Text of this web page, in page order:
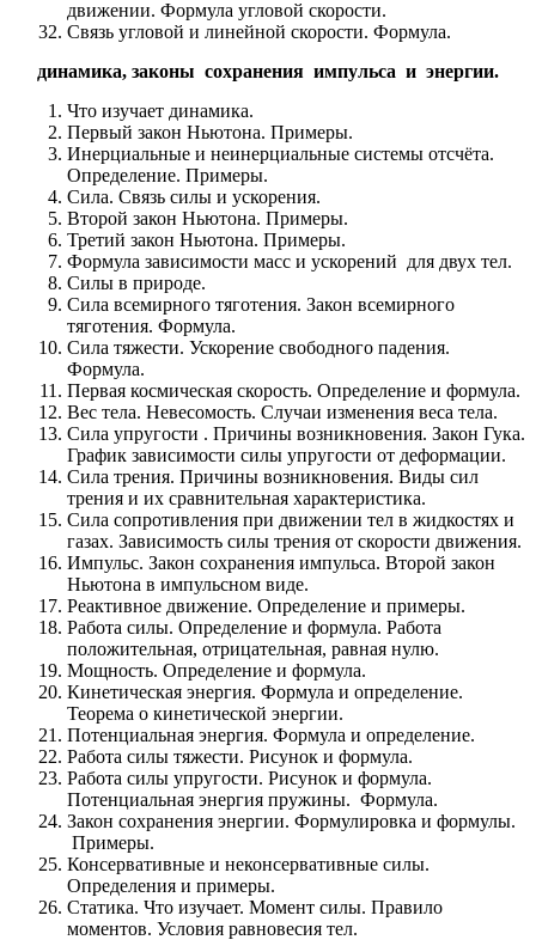
движении. Формула угловой скорости.
Связь угловой и линейной скорости. Формула.
динамика, законы сохранения импульса и энергии.
Что изучает динамика.
Первый закон Ньютона. Примеры.
Инерциальные и неинерциальные системы отсчёта.
Определение. Примеры.
Сила. Связь силы и ускорения.
Второй закон Ньютона. Примеры.
Третий закон Ньютона. Примеры.
Формула зависимости масс и ускорений для двух тел.
Силы в природе.
Сила всемирного тяготения. Закон всемирного
тяготения. Формула.
Сила тяжести. Ускорение свободного падения.
Формула.
Первая космическая скорость. Определение и формула.
Вес тела. Невесомость. Случаи изменения веса тела.
Сила упругости . Причины возникновения. Закон Гука.
График зависимости силы упругости от деформации.
Сила трения. Причины возникновения. Виды сил
трения и их сравнительная характеристика.
Сила сопротивления при движении тел в жидкостях и
газах. Зависимость силы трения от скорости движения.
Импульс. Закон сохранения импульса. Второй закон
Ньютона в импульсном виде.
Реактивное движение. Определение и примеры.
Работа силы. Определение и формула. Работа
положительная, отрицательная, равная нулю.
Мощность. Определение и формула.
Кинетическая энергия. Формула и определение.
Теорема о кинетической энергии.
Потенциальная энергия. Формула и определение.
Работа силы тяжести. Рисунок и формула.
Работа силы упругости. Рисунок и формула.
Потенциальная энергия пружины. Формула.
Закон сохранения энергии. Формулировка и формулы.
Примеры.
Консервативные и неконсервативные силы.
Определения и примеры.
Статика. Что изучает. Момент силы. Правило
моментов. Условия равновесия тел.